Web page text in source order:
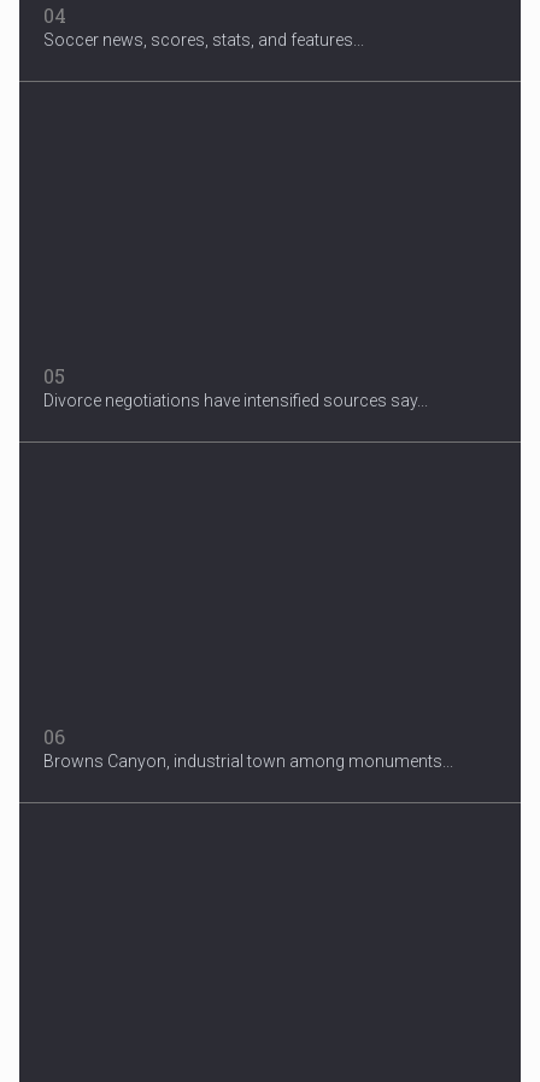
04
Soccer news, scores, stats, and features...
05
Divorce negotiations have intensified sources say...
06
Browns Canyon, industrial town among monuments...